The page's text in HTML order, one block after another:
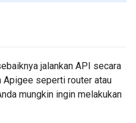
jalankan API secara
Apigee seperti router atau
mungkin ingin melakukan